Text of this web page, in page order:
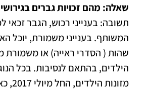
שאלה: מהם זכויות גברים
תשובה: בענייני רכוש, הגבר זכאי
המשותף. בענייני משמורת, יוכל
שהות ( הסדרי ראייה) או
הילדים, בהתאם לנסיבות. בכל